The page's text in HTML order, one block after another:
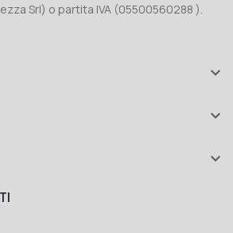
Srl) o partita IVA (05500560288 ).


